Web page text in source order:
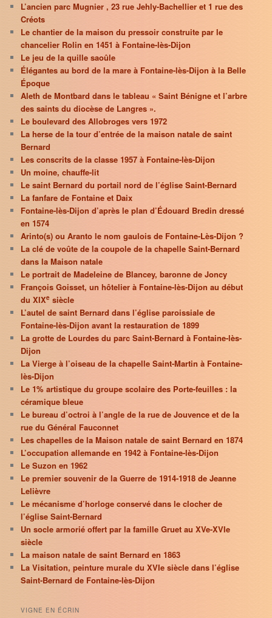
L’ancien parc Mugnier , 23 rue Jehly-Bachellier et 1 rue des
Créots
Le chantier de la maison du pressoir construite par le
chancelier Rolin en 1451 à Fontaine-lès-Dijon
Le jeu de la quille saoûle
Élégantes au bord de la mare à Fontaine-lès-Dijon à la Belle
Époque
Aleth de Montbard dans le tableau « Saint Bénigne et l’arbre
des saints du diocèse de Langres ».
Le boulevard des Allobroges vers 1972
La herse de la tour d’entrée de la maison natale de saint
Bernard
Les conscrits de la classe 1957 à Fontaine-lès-Dijon
Un moine, chauffe-lit
Le saint Bernard du portail nord de l’église Saint-Bernard
La fanfare de Fontaine et Daix
Fontaine-lès-Dijon d’après le plan d’Édouard Bredin dressé
en 1574
Arinto(s) ou Aranto le nom gaulois de Fontaine-Lès-Dijon ?
La clé de voûte de la coupole de la chapelle Saint-Bernard
dans la Maison natale
Le portrait de Madeleine de Blancey, baronne de Joncy
François Goisset, un hôtelier à Fontaine-lès-Dijon au début
du XIXe siècle
L’autel de saint Bernard dans l’église paroissiale de
Fontaine-lès-Dijon avant la restauration de 1899
La grotte de Lourdes du parc Saint-Bernard à Fontaine-lès-
Dijon
La Vierge à l’oiseau de la chapelle Saint-Martin à Fontaine-
lès-Dijon
Le 1% artistique du groupe scolaire des Porte-feuilles : la
céramique bleue
Le bureau d’octroi à l’angle de la rue de Jouvence et de la
rue du Général Fauconnet
Les chapelles de la Maison natale de saint Bernard en 1874
L’occupation allemande en 1942 à Fontaine-lès-Dijon
Le Suzon en 1962
Le premier souvenir de la Guerre de 1914-1918 de Jeanne
Lelièvre
Le mécanisme d’horloge conservé dans le clocher de
l’église Saint-Bernard
Un socle armorié offert par la famille Gruet au XVe-XVIe
siècle
La maison natale de saint Bernard en 1863
La Visitation, peinture murale du XVIe siècle dans l’église
Saint-Bernard de Fontaine-lès-Dijon
VIGNE EN ÉCRIN